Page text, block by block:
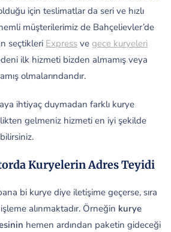
için teslimatlar da seri ve hızlı
müşterilerimiz de Bahçelievler’de
seçtikleri Express ve gece kuryeleri
ilk hizmeti bizden almamış veya
olmalarındandır.
ihtiyaç duymadan farklı kurye
gelmeniz hizmeti en iyi şekilde
Kuryelerin Adres Teyidi
bi kurye diye iletişime geçerse, sıra
alınmaktadır. Örneğin kurye
hemen ardından paketin gideceği